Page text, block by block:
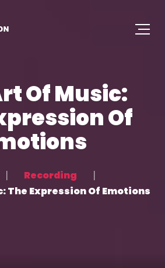
Of Music:
Of
Recording
The Expression Of Emotions